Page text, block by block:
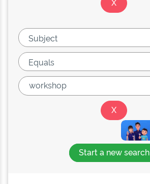
Start a new search